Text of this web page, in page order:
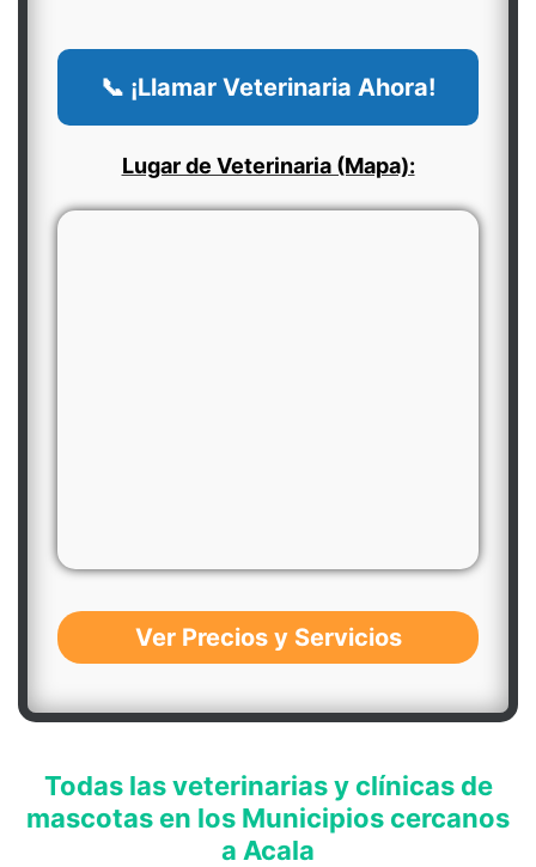
📞 ¡Llamar Veterinaria Ahora!
Lugar de Veterinaria (Mapa):
Ver Precios y Servicios
Todas las veterinarias y clínicas de
mascotas en los Municipios cercanos
a Acala